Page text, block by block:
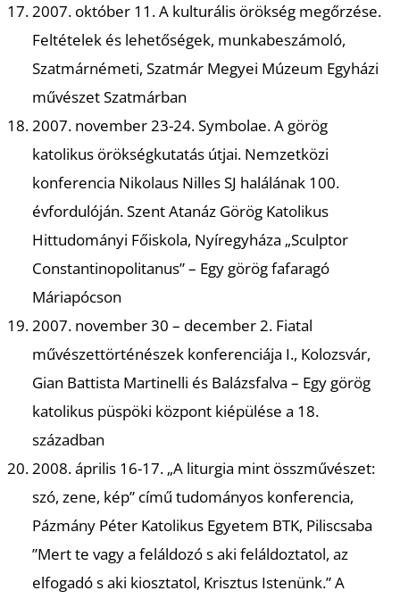
2007. október 11. A kulturális örökség megőrzése.
Feltételek és lehetőségek, munkabeszámoló,
Szatmárnémeti, Szatmár Megyei Múzeum Egyházi
művészet Szatmárban
2007. november 23-24. Symbolae. A görög
katolikus örökségkutatás útjai. Nemzetközi
konferencia Nikolaus Nilles SJ halálának 100.
évfordulóján. Szent Atanáz Görög Katolikus
Hittudományi Főiskola, Nyíregyháza „Sculptor
Constantinopolitanus” – Egy görög fafaragó
Máriapócson
2007. november 30 – december 2. Fiatal
művészettörténészek konferenciája I., Kolozsvár,
Gian Battista Martinelli és Balázsfalva – Egy görög
katolikus püspöki központ kiépülése a 18.
században
2008. április 16-17. „A liturgia mint összművészet:
szó, zene, kép” című tudományos konferencia,
Pázmány Péter Katolikus Egyetem BTK, Piliscsaba
”Mert te vagy a feláldozó s aki feláldoztatol, az
elfogadó s aki kiosztatol, Krisztus Istenünk.” A